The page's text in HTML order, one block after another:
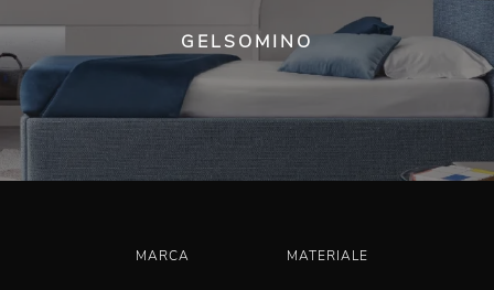
GELSOMINO
MARCA MATERIALE